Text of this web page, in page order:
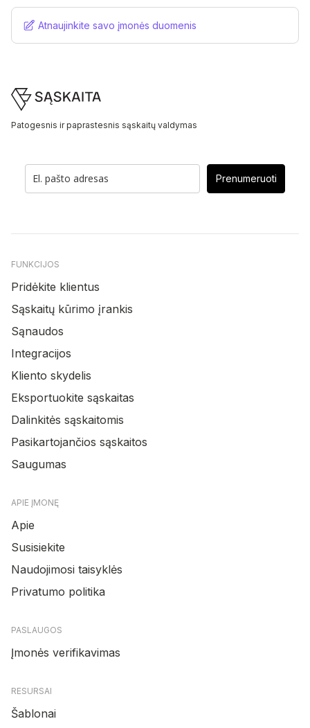
Atnaujinkite savo įmonės duomenis
Footer
Patogesnis ir paprastesnis sąskaitų valdymas
Prenumeruoti
FUNKCIJOS
Pridėkite klientus
Sąskaitų kūrimo įrankis
Sąnaudos
Integracijos
Kliento skydelis
Eksportuokite sąskaitas
Dalinkitės sąskaitomis
Pasikartojančios sąskaitos
Saugumas
APIE ĮMONĘ
Apie
Susisiekite
Naudojimosi taisyklės
Privatumo politika
PASLAUGOS
Įmonės verifikavimas
RESURSAI
Šablonai